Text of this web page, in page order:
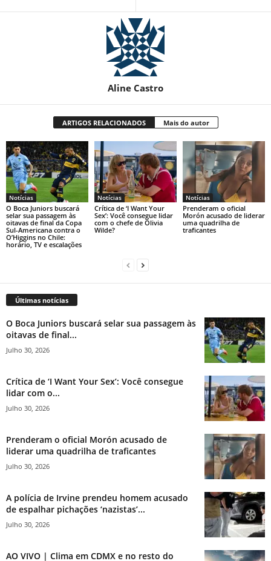
Aline Castro
ARTIGOS RELACIONADOS Mais do autor
Notícias
O Boca Juniors buscará
selar sua passagem às
oitavas de final da Copa
Sul-Americana contra o
O’Higgins no Chile:
horário, TV e escalações
Notícias
Crítica de ‘I Want Your
Sex’: Você consegue lidar
com o chefe de Olivia
Wilde?
Notícias
Prenderam o oficial
Morón acusado de liderar
uma quadrilha de
traficantes
Últimas notícias
O Boca Juniors buscará selar sua passagem às
oitavas de final...
Julho 30, 2026
Crítica de ‘I Want Your Sex’: Você consegue
lidar com o...
Julho 30, 2026
Prenderam o oficial Morón acusado de
liderar uma quadrilha de traficantes
Julho 30, 2026
A polícia de Irvine prendeu homem acusado
de espalhar pichações ‘nazistas’...
Julho 30, 2026
AO VIVO | Clima em CDMX e no resto do